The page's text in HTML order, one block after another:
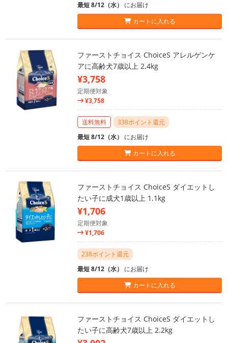
最短 8/12（水） にお届け
カートに入れる
ファーストチョイス ChoiceS アレルゲンケ
アに高齢犬7歳以上 2.4kg
¥3,758
定期便対象
¥3,758
送料無料
338ポイント還元
最短 8/12（水） にお届け
カートに入れる
ファーストチョイス ChoiceS ダイエットし
たい子に成犬1歳以上 1.1kg
¥1,706
定期便対象
¥1,706
238ポイント還元
最短 8/12（水） にお届け
カートに入れる
ファーストチョイス ChoiceS ダイエットし
たい子に高齢犬7歳以上 2.2kg